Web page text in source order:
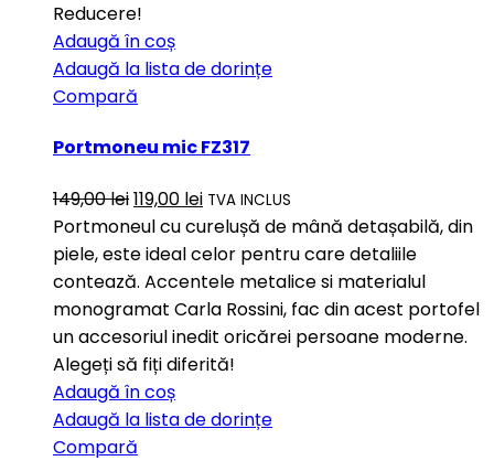
Reducere!
Adaugă în coș
Adaugă la lista de dorințe
Compară
Portmoneu mic FZ317
149,00lei119,00 lei TVA INCLUS
Portmoneul cu curelușă de mână detașabilă, din
piele, este ideal celor pentru care detaliile
contează. Accentele metalice si materialul
monogramat Carla Rossini, fac din acest portofel
un accesoriul inedit oricărei persoane moderne.
Alegeți să fiți diferită!
Adaugă în coș
Adaugă la lista de dorințe
Compară